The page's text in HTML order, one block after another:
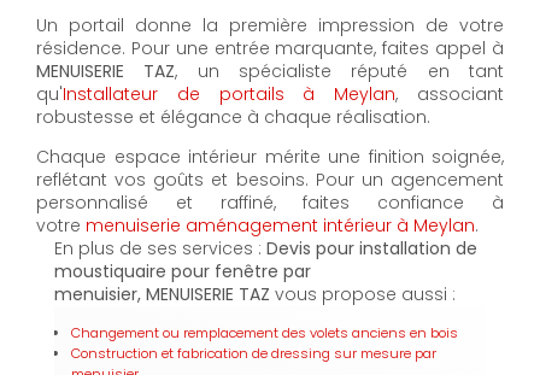
Un portail donne la première impression de votre
résidence. Pour une entrée marquante, faites appel à
MENUISERIE TAZ, un spécialiste réputé en tant
qu'Installateur de portails à Meylan, associant
robustesse et élégance à chaque réalisation.
Chaque espace intérieur mérite une finition soignée,
reflétant vos goûts et besoins. Pour un agencement
personnalisé et raffiné, faites confiance à
votre menuiserie aménagement intérieur à Meylan.
En plus de ses services : Devis pour installation de
moustiquaire pour fenêtre par
menuisier, MENUISERIE TAZ vous propose aussi :
Changement ou remplacement des volets anciens en bois
Construction et fabrication de dressing sur mesure par